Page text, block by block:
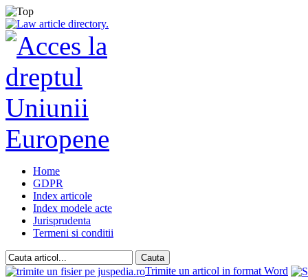
Home
GDPR
Index articole
Index modele acte
Jurisprudenta
Termeni si conditii
Trimite un articol in format Word